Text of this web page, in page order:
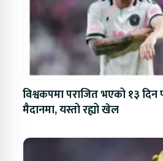
विश्वकपमा पराजित भएको १३
मैदानमा, यस्तो रह्यो खेल